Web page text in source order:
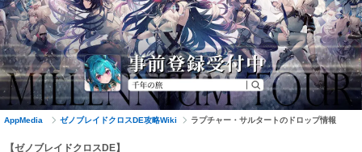
AppMedia ゼノブレイドクロスDE攻略Wiki ラプチャー・サルタートのドロップ情報
【ゼノブレイドクロスDE】